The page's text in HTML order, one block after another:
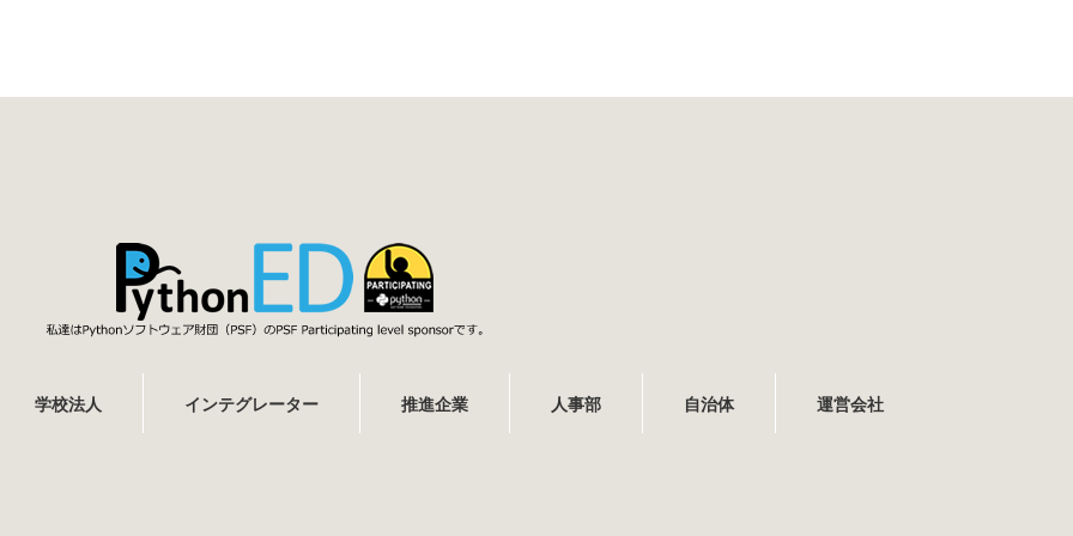
学校法人 インテグレーター 推進企業 人事部 自治体 運営会社